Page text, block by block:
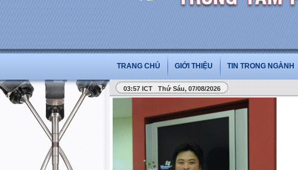
TRANG CHỦ GIỚI THIỆU TIN TRONG NGÀNH
03:57 ICT Thứ Sáu, 07/08/2026